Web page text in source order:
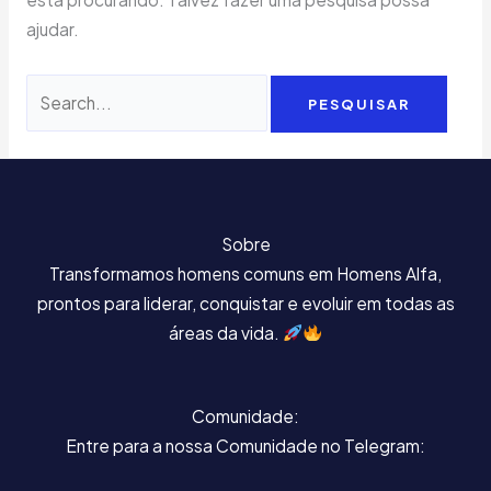
ajudar.
Sobre
Transformamos homens comuns em Homens Alfa,
prontos para liderar, conquistar e evoluir em todas as
áreas da vida.
Comunidade:
Entre para a nossa Comunidade no Telegram: